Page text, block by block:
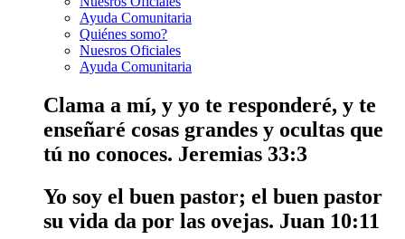
Ayuda Comunitaria
Quiénes somo?
Nuesros Oficiales
Ayuda Comunitaria
Clama a mí, y yo te responderé, y te
enseñaré cosas grandes y ocultas que
tú no conoces. Jeremias 33:3
Yo soy el buen pastor; el buen pastor
su vida da por las ovejas. Juan 10:11